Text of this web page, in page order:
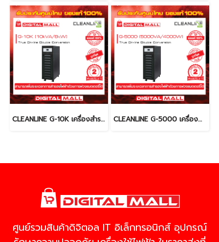
CLEANLINE G-10K เครื่องสำรองไฟ (UPS) CLEANLINE G-5000 เครื่องสำรองไฟ (UPS)
ศูนย์รวมสินค้าดิจิตอล IT อิเล็กทรอนิกส์ อุปกรณ์